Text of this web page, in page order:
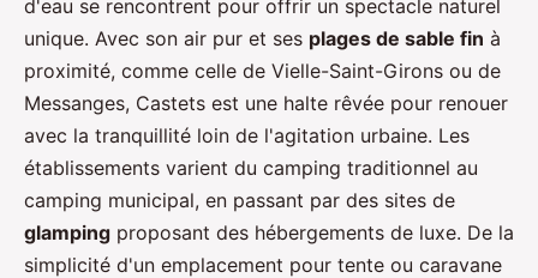
d'eau se rencontrent pour offrir un spectacle naturel
unique. Avec son air pur et ses plages de sable fin à
proximité, comme celle de Vielle-Saint-Girons ou de
Messanges, Castets est une halte rêvée pour renouer
avec la tranquillité loin de l'agitation urbaine. Les
établissements varient du camping traditionnel au
camping municipal, en passant par des sites de
glamping proposant des hébergements de luxe. De la
simplicité d'un emplacement pour tente ou caravane